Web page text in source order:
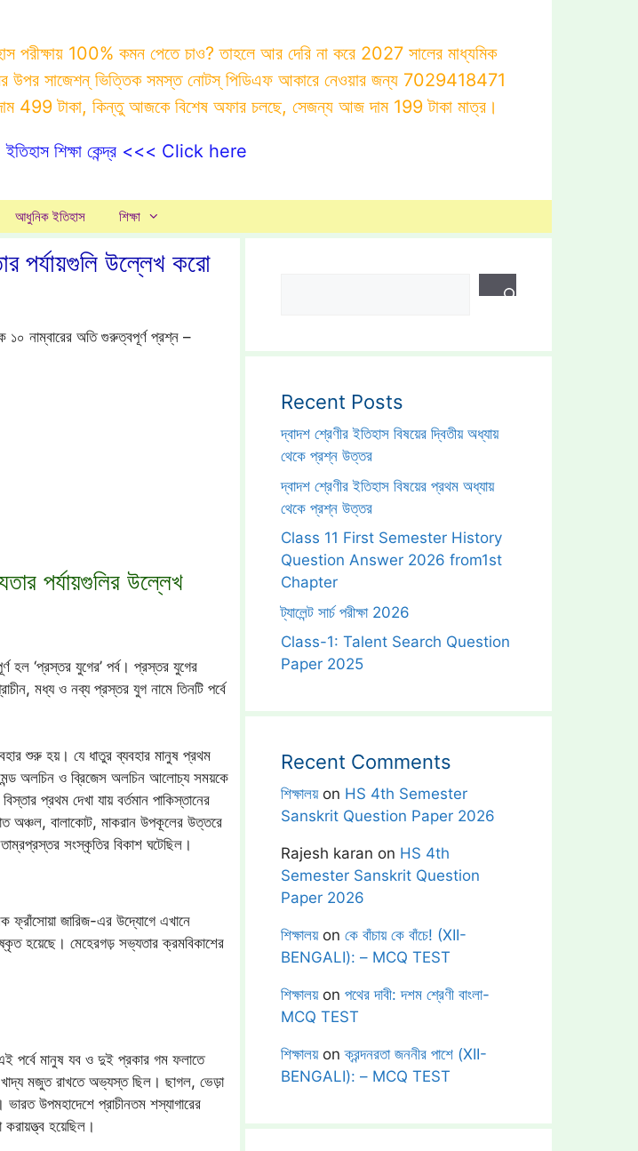
পরীক্ষায় 100% কমন পেতে চাও? তাহলে আর দেরি না করে 2027 সালের মাধ্যমিক
উপর সাজেশন্ ভিত্তিক সমস্ত নোটস্ পিডিএফ আকারে নেওয়ার জন্য 7029418471
499 টাকা, কিন্তু আজকে বিশেষ অফার চলছে, সেজন্য আজ দাম 199 টাকা মাত্র।
ইতিহাস শিক্ষা কেন্দ্র <<< Click here
আধুনিক ইতিহাস শিক্ষা
পর্যায়গুলি উল্লেখ করো
নাম্বারের অতি গুরুত্বপূর্ণ প্রশ্ন –
পর্যায়গুলির উল্লেখ
হল ‘প্রস্তর যুগের’ পর্ব। প্রস্তর যুগের
মধ্য ও নব্য প্রস্তর যুগ নামে তিনটি পর্বে
শুরু হয়। যে ধাতুর ব্যবহার মানুষ প্রথম
অলচিন ও ব্রিজেস অলচিন আলোচ্য সময়কে
প্রথম দেখা যায় বর্তমান পাকিস্তানের
অঞ্চল, বালাকোট, মাকরান উপকূলের উত্তরে
সংস্কৃতির বিকাশ ঘটেছিল।
ফ্রাঁসোয়া জারিজ-এর উদ্যোগে এখানে
হয়েছে। মেহেরগড় সভ্যতার ক্রমবিকাশের
পর্বে মানুষ যব ও দুই প্রকার গম ফলাতে
মজুত রাখতে অভ্যস্ত ছিল। ছাগল, ভেড়া
উপমহাদেশে প্রাচীনতম শস্যাগারের
করায়ত্ত্ব হয়েছিল।
Recent Posts
দ্বাদশ শ্রেণীর ইতিহাস বিষয়ের দ্বিতীয় অধ্যায়
থেকে প্রশ্ন উত্তর
দ্বাদশ শ্রেণীর ইতিহাস বিষয়ের প্রথম অধ্যায়
থেকে প্রশ্ন উত্তর
Class 11 First Semester History
Question Answer 2026 from1st
Chapter
ট্যালেন্ট সার্চ পরীক্ষা 2026
Class-1: Talent Search Question
Paper 2025
Recent Comments
শিক্ষালয়on HS 4th Semester
Sanskrit Question Paper 2026
Rajesh karan on HS 4th
Semester Sanskrit Question
Paper 2026
শিক্ষালয়on কে বাঁচায় কে বাঁচে! (XII-
BENGALI): – MCQ TEST
শিক্ষালয়on পথের দাবী: দশম শ্রেণী বাংলা-
MCQ TEST
শিক্ষালয়onক্রন্দনরতা জননীর পাশে (XII-
BENGALI): – MCQ TEST